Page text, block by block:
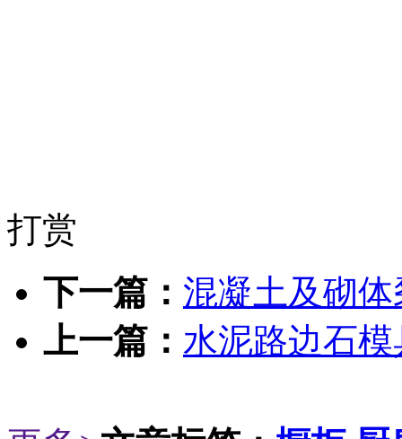
打赏
下一篇： 混凝土及砌
上一篇： 水泥路边石